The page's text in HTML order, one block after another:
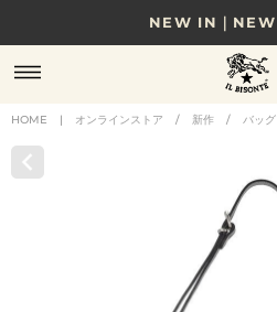
NEW IN｜
8/17(月)10時まで｜税込
贈る相手やシーンから選べる
HOME | オンラインストア / 新作 / バッグ